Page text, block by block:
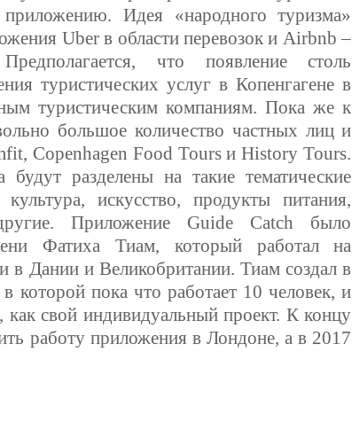
Идея «народного туризма»
Uberв области перевозок и Airbnb–
что появление столь
туристических услуг в Копенгагене в
туристическим компаниям. Пока же к
большое количество частных лиц и
Copenhagen Food Tours и History Tours.
разделены на такие тематические
искусство, продукты питания,
Приложение Guide Catch было
Фатиха Тиам, который работал на
в Дании и Великобритании. Тиам создал в
пока что работает 10 человек, и
свой индивидуальный проект. К концу
работу приложения в Лондоне, а в 2017